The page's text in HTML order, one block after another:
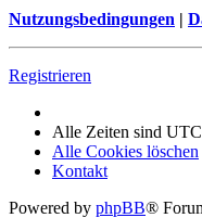
Nutzungsbedingungen |
Registrieren
Alle Zeiten sind
Alle Cookies löschen
Kontakt
Powered by phpBB®